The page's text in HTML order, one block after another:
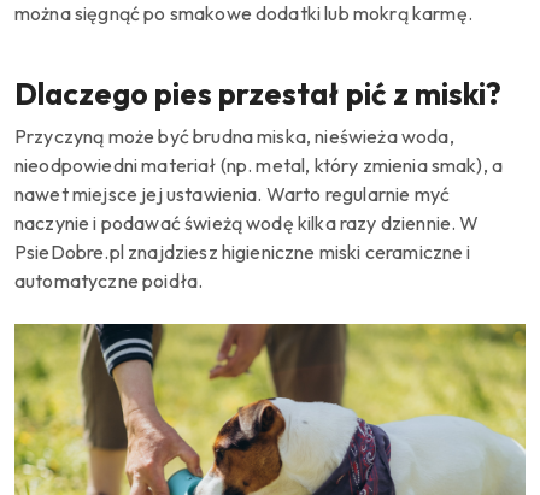
można sięgnąć po smakowe dodatki lub mokrą karmę.
Dlaczego pies przestał pić z miski?
Przyczyną może być brudna miska, nieświeża woda,
nieodpowiedni materiał (np. metal, który zmienia smak), a
nawet miejsce jej ustawienia. Warto regularnie myć
naczynie i podawać świeżą wodę kilka razy dziennie. W
PsieDobre.pl znajdziesz higieniczne miski ceramiczne i
automatyczne poidła.